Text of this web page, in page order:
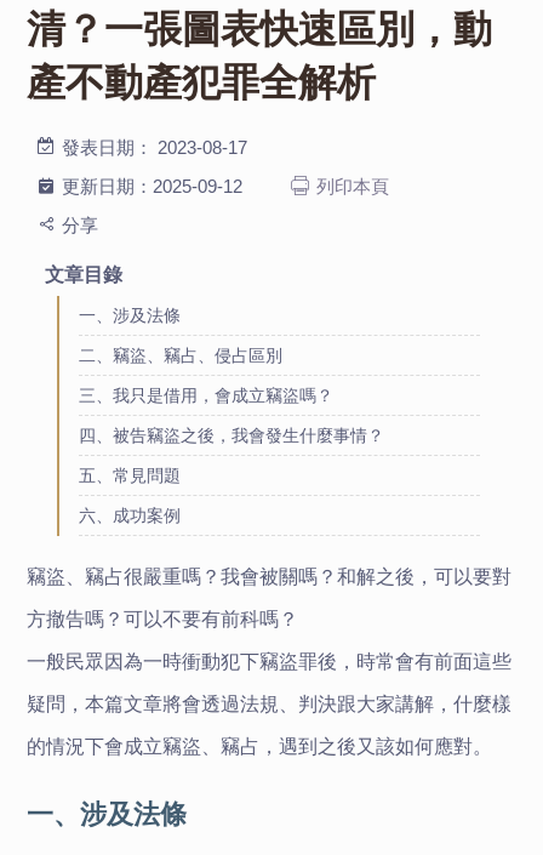
清？一張圖表快速區別，動
產不動產犯罪全解析
發表日期： 2023-08-17
更新日期： 2025-09-12
列印本頁
分享
文章目錄
一、涉及法條
二、竊盜、竊占、侵占區別
三、我只是借用，會成立竊盜嗎？
四、被告竊盜之後，我會發生什麼事情？
五、常見問題
六、成功案例
竊盜、竊占很嚴重嗎？我會被關嗎？和解之後，可以要對
方撤告嗎？可以不要有前科嗎？
一般民眾因為一時衝動犯下竊盜罪後，時常會有前面這些
疑問，本篇文章將會透過法規、判決跟大家講解，什麼樣
的情況下會成立竊盜、竊占，遇到之後又該如何應對。
一、涉及法條